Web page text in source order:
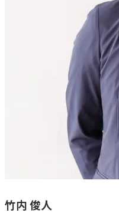
竹内 俊人